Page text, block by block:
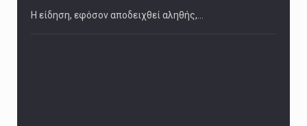
Η είδηση, εφόσον αποδειχθεί αληθής,…